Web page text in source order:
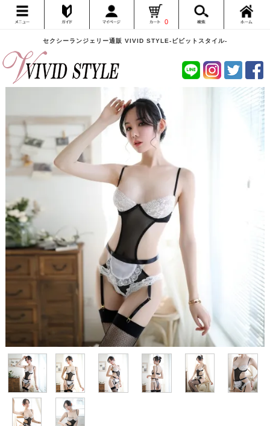
セクシーランジェリー通販 VIVID STYLE-ビビットスタイル-
0